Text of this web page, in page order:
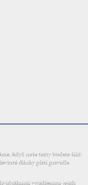
když naše texty budete šířit.
články platí pravidla
vyjádřeními jejich